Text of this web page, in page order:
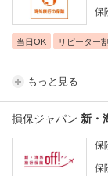
保
当日OK リピーター
もっと見る
損保ジャパン 新・
保
保